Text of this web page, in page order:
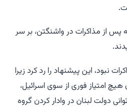
پس از مذاکرات در واشنگتن، بر سر
نبود، این پیشنهاد را رد کرد زیرا
امتیاز فوری از سوی اسرائیل،
دولت لبنان در وادار کردن گروه